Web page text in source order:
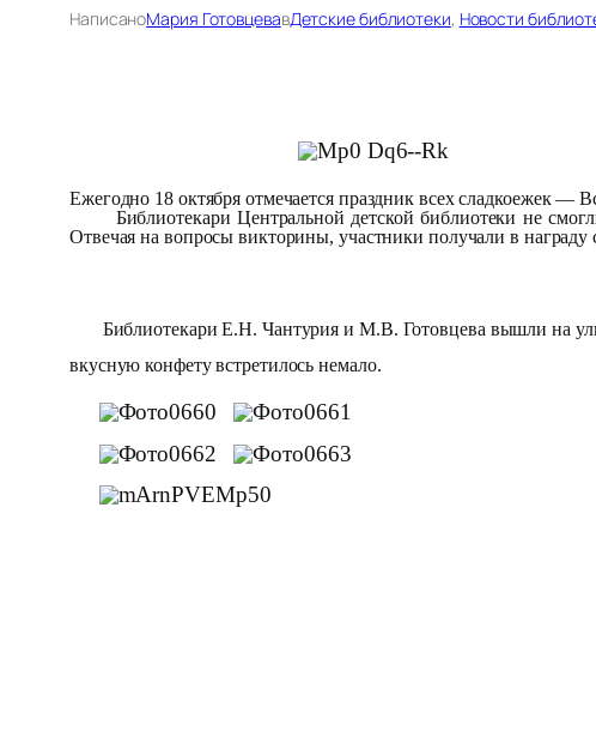
НаписаноМария ГотовцевавДетские библиотеки, Новости
Ежегодно 18 октября отмечается праздник всех сладкоежек —
Библиотекари Центральной детской библиотеки не
Отвечая на вопросы викторины, участники получали в награду
Библиотекари Е.Н. Чантурия и М.В. Готовцева вышли на
вкусную конфету встретилось немало.